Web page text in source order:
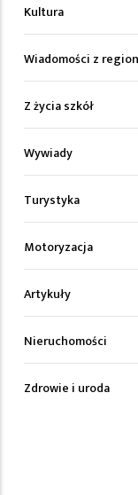
Kultura
Wiadomości z
Z życia szkół
Wywiady
Turystyka
Motoryzacja
Artykuły
Nieruchomości
Zdrowie i uroda